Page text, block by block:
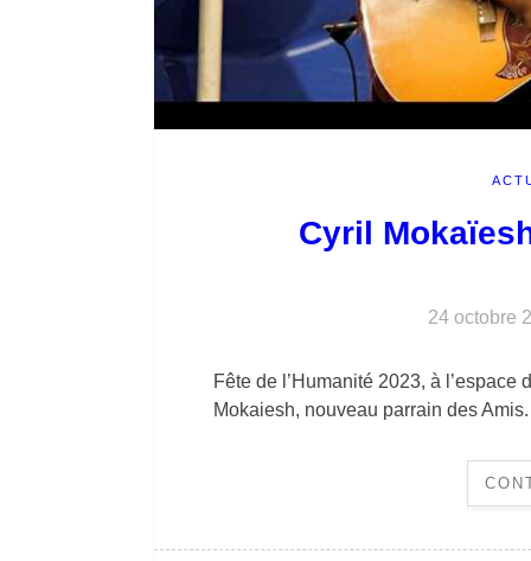
Cyril
24 octobre
Fête de l’Humanité 2023, à l’espace
Mokaiesh, nouveau parrain des Amis.